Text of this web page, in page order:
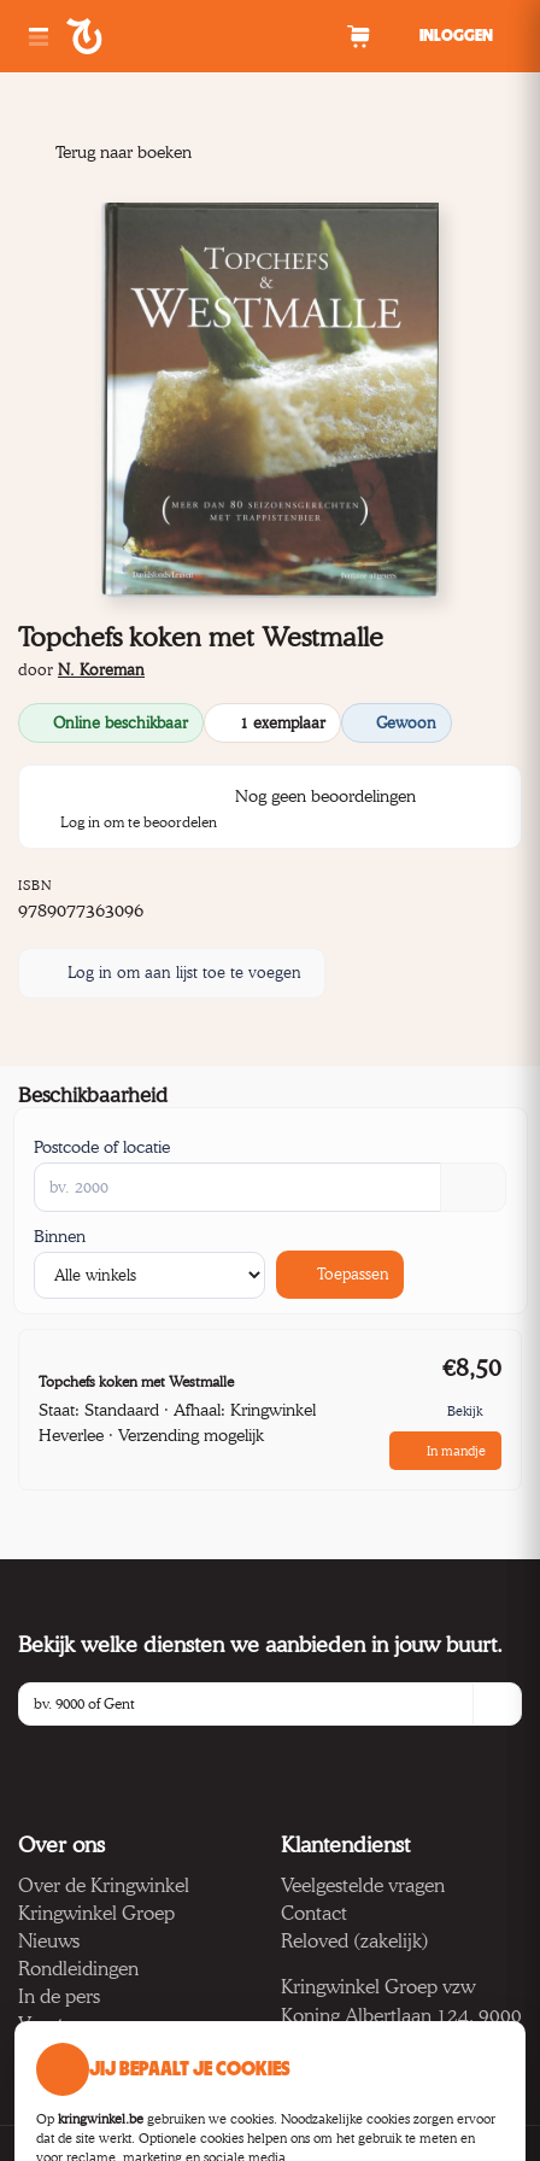
INLOGGEN
Terug naar boeken
Topchefs koken met Westmalle
door N. Koreman
Online beschikbaar 1 exemplaar Gewoon
Nog geen beoordelingen
Log in om te beoordelen
ISBN
9789077363096
Log in om aan lijst toe te voegen
Beschikbaarheid
Postcode of locatie
Binnen
Toepassen
Topchefs koken met Westmalle
Staat: Standaard · Afhaal: Kringwinkel
Heverlee · Verzending mogelijk
€8,50
Bekijk
In mandje
Bekijk welke diensten we aanbieden in jouw buurt.
Over ons
Over de Kringwinkel
Kringwinkel Groep
Nieuws
Rondleidingen
In de pers
Vacatures
Klantendienst
Veelgestelde vragen
Contact
Reloved (zakelijk)
Kringwinkel Groep vzw
Koning Albertlaan 124, 9000
BTW BE 1033.922.208
JIJ BEPAALT JE COOKIES
Op kringwinkel.be gebruiken we cookies. Noodzakelijke cookies zorgen ervoor
dat de site werkt. Optionele cookies helpen ons om het gebruik te meten en
voor reclame, marketing en sociale media.